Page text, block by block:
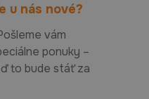
u nás nové?
vám
ponuky –
to bude stáť za